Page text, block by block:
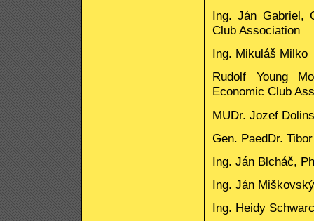
Ing. Ján Gabriel,
Club Association
Ing. Mikuláš Milko
Rudolf Young
Economic Club
MUDr. Jozef
Gen. PaedDr.
Ing. Ján Blcháč,
Ing. Ján Miškovský
Ing. Heidy